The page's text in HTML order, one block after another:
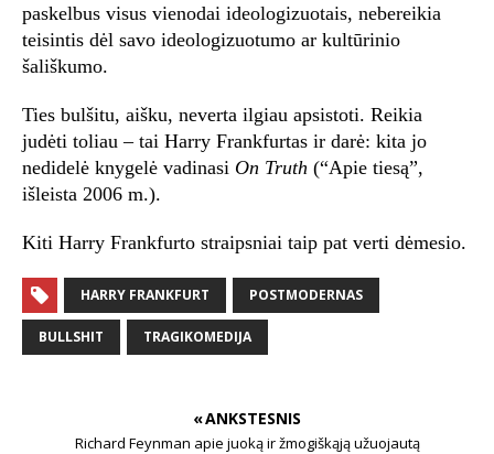
paskelbus visus vienodai ideologizuotais, nebereikia
teisintis dėl savo ideologizuotumo ar kultūrinio
šališkumo.
Ties bulšitu, aišku, neverta ilgiau apsistoti. Reikia
judėti toliau – tai Harry Frankfurtas ir darė: kita jo
nedidelė knygelė vadinasi On Truth (“Apie tiesą”,
išleista 2006 m.).
Kiti Harry Frankfurto straipsniai taip pat verti dėmesio.
HARRY FRANKFURT POSTMODERNAS
BULLSHIT TRAGIKOMEDIJA
« ANKSTESNIS
Richard Feynman apie juoką ir žmogiškąją užuojautą